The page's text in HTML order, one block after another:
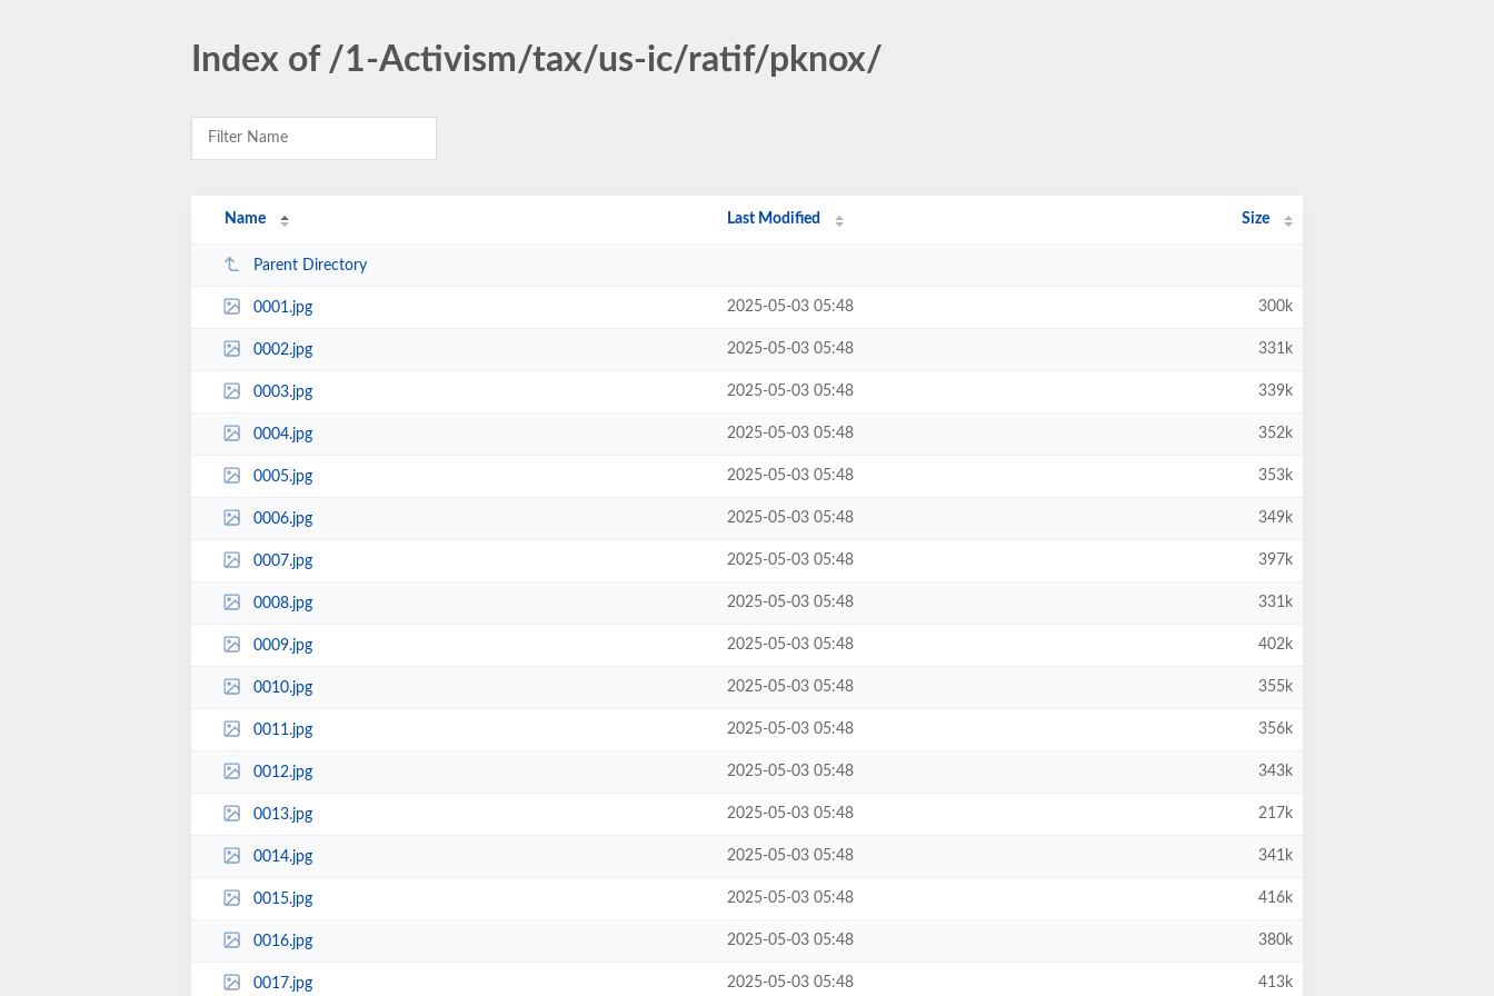
Index of /1-Activism/tax/us-ic/ratif/pknox/
Name Last Modified Size
Parent Directory
0001.jpg 2025-05-03 05:48 300k
0002.jpg 2025-05-03 05:48 331k
0003.jpg 2025-05-03 05:48 339k
0004.jpg 2025-05-03 05:48 352k
0005.jpg 2025-05-03 05:48 353k
0006.jpg 2025-05-03 05:48 349k
0007.jpg 2025-05-03 05:48 397k
0008.jpg 2025-05-03 05:48 331k
0009.jpg 2025-05-03 05:48 402k
0010.jpg 2025-05-03 05:48 355k
0011.jpg 2025-05-03 05:48 356k
0012.jpg 2025-05-03 05:48 343k
0013.jpg 2025-05-03 05:48 217k
0014.jpg 2025-05-03 05:48 341k
0015.jpg 2025-05-03 05:48 416k
0016.jpg 2025-05-03 05:48 380k
0017.jpg 2025-05-03 05:48 413k